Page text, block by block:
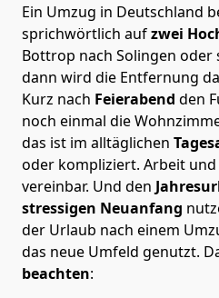
Ein Umzug in Deutschland
sprichwörtlich aufzwei
Bottrop nach Solingen
dann wird die Entfernung
Kurz nach Feierabend den
noch einmal die
das ist im alltäglichen
oder kompliziert. Arbeit
vereinbar. Und den
stressigen Neuanfang
der Urlaub nach einem
das neue Umfeld genutzt.
beachten: